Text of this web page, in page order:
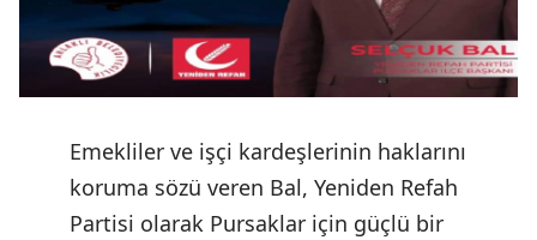
Emekliler ve işçi kardeşlerinin haklarını
koruma sözü veren Bal, Yeniden Refah
Partisi olarak Pursaklar için güçlü bir